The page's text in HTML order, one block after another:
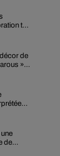
tant
de
»
de